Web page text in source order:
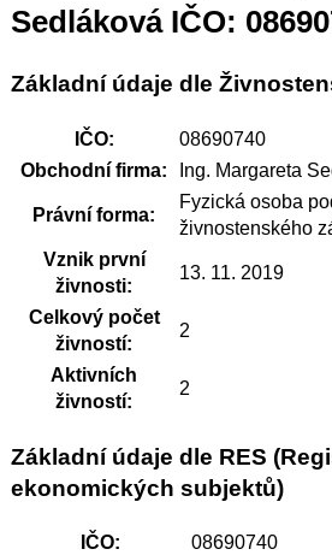
Sedláková IČO:
Základní údaje dle
IČO:
08690740
Obchodní firma:
Ing. Margareta
Právní forma:
Fyzická osoba
živnostenského
Vznik první
živnosti:
13. 11. 2019
Celkový počet
živností:
2
Aktivních
živností:
2
Základní údaje dle RES
ekonomických subjektů)
IČO:
08690740